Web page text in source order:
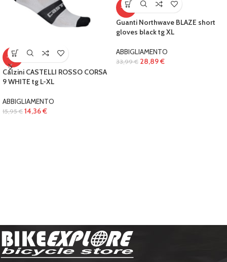
-10%
Calzini CASTELLI ROSSO CORSA
9 WHITE tg L-XL
ABBIGLIAMENTO
15,95€ 14,36€
-15%
Guanti Northwave BLAZE short
gloves black tg XL
ABBIGLIAMENTO
33,99€ 28,89€